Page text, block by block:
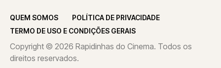
QUEM SOMOS
POLÍTICA DE PRIVACIDADE
TERMO DE USO E CONDIÇÕES GERAIS
Copyright © 2026 Rapidinhas do Cinema. Todos os
direitos reservados.